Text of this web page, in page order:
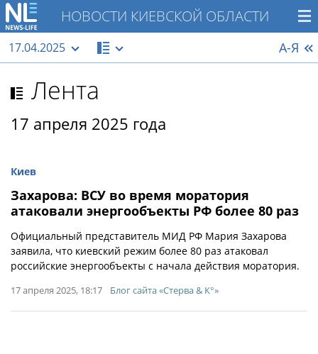
НОВОСТИ КИЕВСКОЙ ОБЛАСТИ
17.04.2025 А-Я
Лента
17 апреля 2025 года
Киев
Захарова: ВСУ во время моратория
атаковали энергообъекты РФ более 80 раз
Официальный представитель МИД РФ Мария Захарова
заявила, что киевский режим более 80 раз атаковал
российские энергообъекты с начала действия моратория.
17 апреля 2025, 18:17 Блог сайта «Стерва & К°»